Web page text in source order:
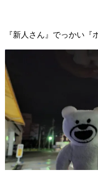
『新人さん』でっかい『